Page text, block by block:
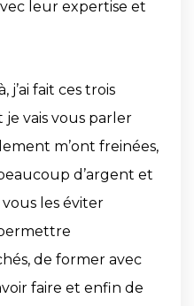
leur expertise et
j’ai fait ces trois
vais vous parler
m’ont freinées,
d’argent et
les éviter
de former avec
faire et enfin de